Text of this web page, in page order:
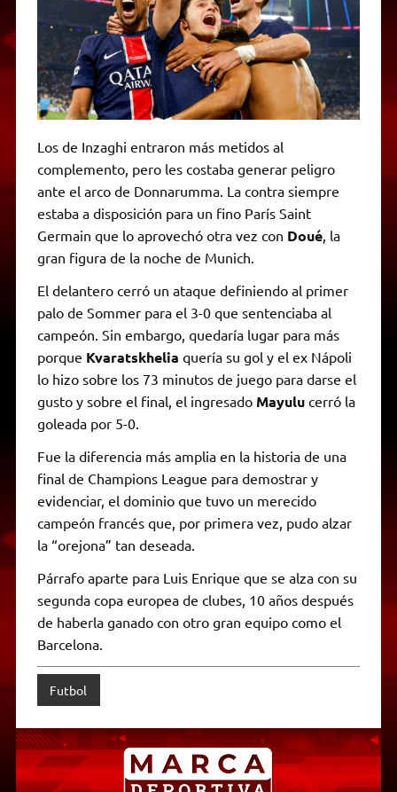
Los de Inzaghi entraron más metidos al
complemento, pero les costaba generar peligro
ante el arco de Donnarumma. La contra siempre
estaba a disposición para un fino París Saint
Germain que lo aprovechó otra vez con Doué, la
gran figura de la noche de Munich.
El delantero cerró un ataque definiendo al primer
palo de Sommer para el 3-0 que sentenciaba al
campeón. Sin embargo, quedaría lugar para más
porque Kvaratskhelia quería su gol y el ex Nápoli
lo hizo sobre los 73 minutos de juego para darse el
gusto y sobre el final, el ingresado Mayulu cerró la
goleada por 5-0.
Fue la diferencia más amplia en la historia de una
final de Champions League para demostrar y
evidenciar, el dominio que tuvo un merecido
campeón francés que, por primera vez, pudo alzar
la “orejona” tan deseada.
Párrafo aparte para Luis Enrique que se alza con su
segunda copa europea de clubes, 10 años después
de haberla ganado con otro gran equipo como el
Barcelona.
Futbol